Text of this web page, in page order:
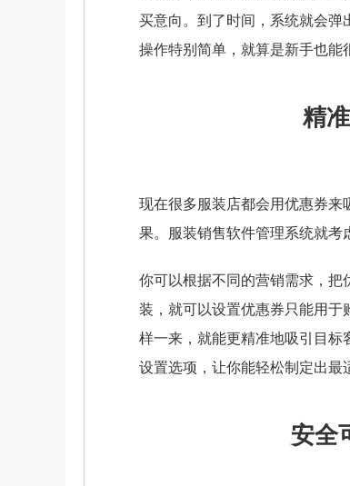
买意向。到了时间，系统就会弹
操作特别简单，就算是新手也能
精
现在很多服装店都会用优惠券来
果。服装销售软件管理系统就考
你可以根据不同的营销需求，把
装，就可以设置优惠券只能用于
样一来，就能更精准地吸引目标
设置选项，让你能轻松制定出最
安全